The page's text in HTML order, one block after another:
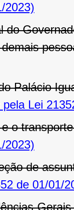
2023)
do
Palácio
pela Lei
o
2023)
de
de 01/01/